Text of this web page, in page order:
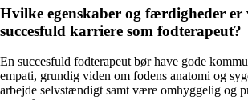
Hvilke egenskaber og færdigheder er
succesfuld karriere som fodterapeut?
En succesfuld fodterapeut bør have gode
empati, grundig viden om fodens anatomi og
arbejde selvstændigt samt være omhyggelig og